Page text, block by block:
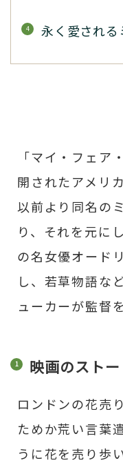
永く愛される
「マイ・フェア
開されたアメリ
以前より同名の
り、それを元に
の名女優オード
し、若草物語な
ューカーが監督
映画のスト
ロンドンの花売
ためか荒い言葉
うに花を売り歩